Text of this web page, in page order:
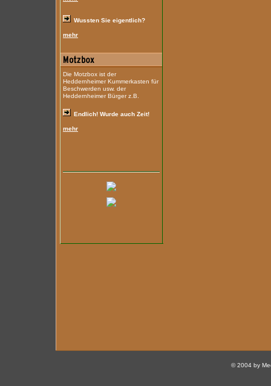
Wussten Sie eigentlich?
mehr
Die Motzbox ist der
Heddernheimer Kummerkasten für
Beschwerden usw. der
Heddernheimer Bürger z.B.
Endlich! Wurde auch Zeit!
mehr
© 2004 by